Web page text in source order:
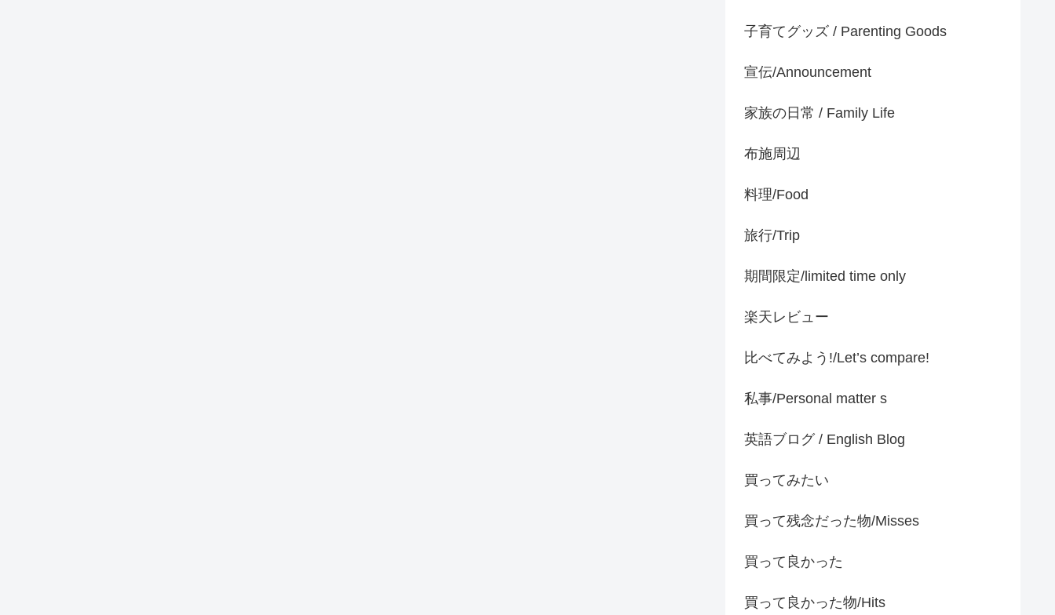
子育てグッズ / Parenting Goods
宣伝/Announcement
家族の日常 / Family Life
布施周辺
料理/Food
旅行/Trip
期間限定/limited time only
楽天レビュー
比べてみよう!/Let’s compare!
私事/Personal matter s
英語ブログ / English Blog
買ってみたい
買って残念だった物/Misses
買って良かった
買って良かった物/Hits